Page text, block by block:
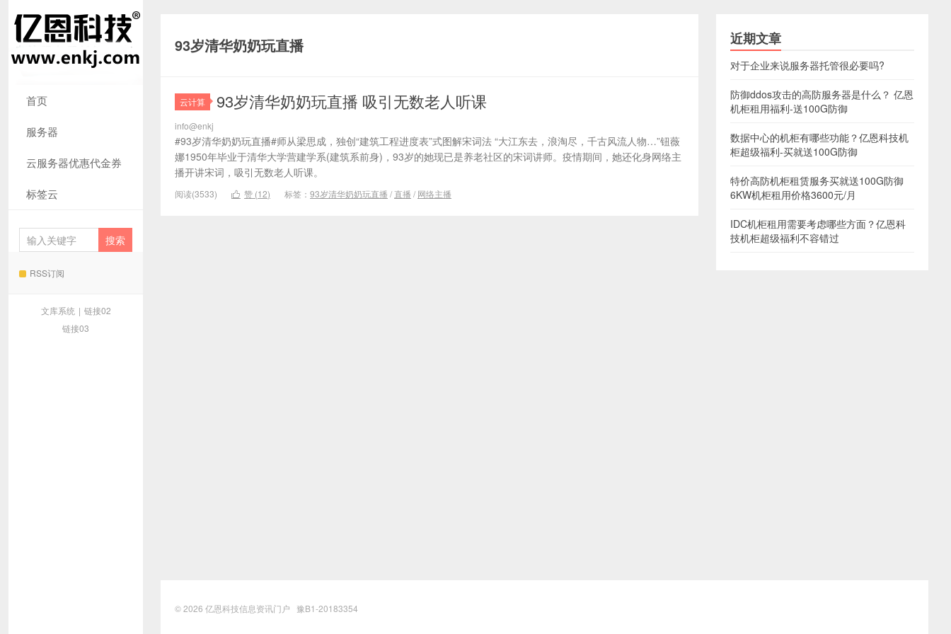
首页
服务器
云服务器优惠代金券
标签云
RSS订阅
文库系统 | 链接02
链接03
93岁清华奶奶玩直播
云计算 93岁清华奶奶玩直播 吸引无数老人听课
info@enkj
#93岁清华奶奶玩直播#师从梁思成，独创“建筑工程进度表”式图解宋词法 “大江东去，浪淘尽，千古风流人物…”钮薇
娜1950年毕业于清华大学营建学系(建筑系前身)，93岁的她现已是养老社区的宋词讲师。疫情期间，她还化身网络主
播开讲宋词，吸引无数老人听课。
阅读(3533)  赞 (12) 标签： 93岁清华奶奶玩直播 /直播 / 网络主播
近期文章
对于企业来说服务器托管很必要吗?
防御ddos攻击的高防服务器是什么？ 亿恩
机柜租用福利-送100G防御
数据中心的机柜有哪些功能？亿恩科技机
柜超级福利-买就送100G防御
特价高防机柜租赁服务买就送100G防御
6KW机柜租用价格3600元/月
IDC机柜租用需要考虑哪些方面？亿恩科
技机柜超级福利不容错过
© 2026 亿恩科技信息资讯门户 豫B1-20183354